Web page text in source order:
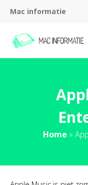
Mac informatie
Home »